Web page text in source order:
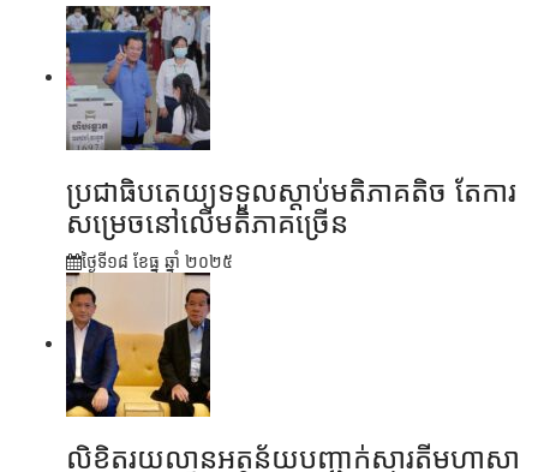
ប្រជាធិបតេយ្យទទួលស្តាប់មតិភាគតិច តែការ
សម្រេចនៅលើមតិភាគច្រើន
ថ្ងៃទី១៨ ខែ​ធ្នូ ឆ្នាំ ២០២៥
លិខិតរយលានអត្ថន័យបញ្ជាក់ស្មារតីមហាសា